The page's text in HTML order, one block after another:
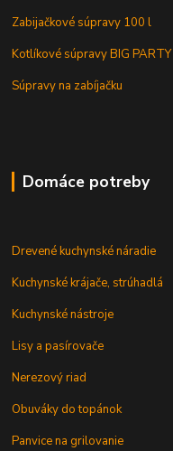
Zabijačkové súpravy 100 l
Kotlíkové súpravy BIG PARTY
Súpravy na zabíjačku
Domáce potreby
Drevené kuchynské náradie
Kuchynské krájače, strúhadlá
Kuchynské nástroje
Lisy a pasírovače
Nerezový riad
Obuváky do topánok
Panvice na grilovanie